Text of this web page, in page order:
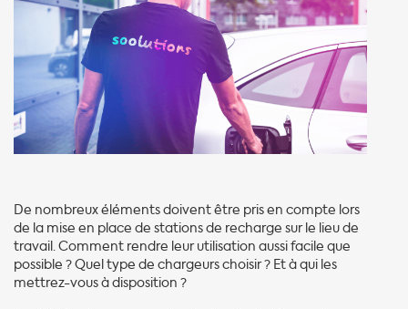
De nombreux éléments doivent être pris en compte lors
de la mise en place de stations de recharge sur le lieu de
travail. Comment rendre leur utilisation aussi facile que
possible ? Quel type de chargeurs choisir ? Et à qui les
mettrez-vous à disposition ?